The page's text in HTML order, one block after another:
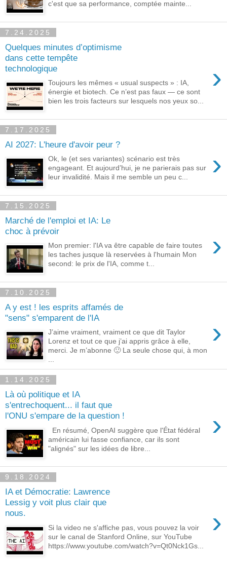
c'est que sa performance, comptée mainte...
7.24.2025
Quelques minutes d’optimisme
dans cette tempête
technologique
›
Toujours les mêmes « usual suspects » : IA,
énergie et biotech. Ce n’est pas faux — ce sont
bien les trois facteurs sur lesquels nos yeux so...
7.17.2025
AI 2027: L'heure d'avoir peur ?
›
Ok, le (et ses variantes) scénario est très
engageant. Et aujourd’hui, je ne parierais pas sur
leur invalidité. Mais il me semble un peu c...
7.15.2025
Marché de l'emploi et IA: Le
choc à prévoir
›
Mon premier: l'IA va être capable de faire toutes
les taches jusque là reservées à l'humain Mon
second: le prix de l'IA, comme t...
7.10.2025
A y est ! les esprits affamés de
"sens" s'emparent de l'IA
›
J’aime vraiment, vraiment ce que dit Taylor
Lorenz et tout ce que j’ai appris grâce à elle,
merci. Je m’abonne 🙂 La seule chose qui, à mon
...
1.14.2025
Là où politique et IA
s'entrechoquent... il faut que
l'ONU s'empare de la question !
›
En résumé, OpenAI suggère que l'État fédéral
américain lui fasse confiance, car ils sont
"alignés" sur les idées de libre...
9.18.2024
IA et Démocratie: Lawrence
Lessig y voit plus clair que
nous.
›
Si la video ne s'affiche pas, vous pouvez la voir
sur le canal de Stanford Online, sur YouTube
https://www.youtube.com/watch?v=Qt0Nck1Gs...